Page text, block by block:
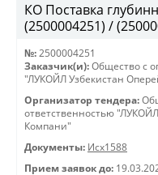
КО Поставка
(2500004251) /
№: 2500004251
Заказчик(и): Общество с
"ЛУКОЙЛ Узбекистан
Организатор тендера:
ответственностью
Компани"
Документы: Исх1588
Прием заявок до: